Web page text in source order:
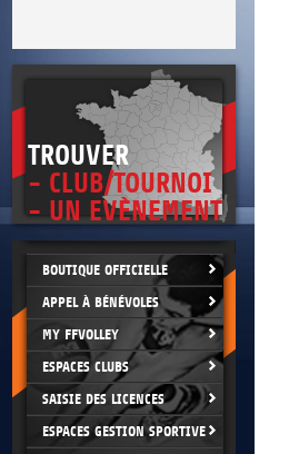
TROUVER
- CLUB/TOURNOI
- UN EVÈNEMENT
BOUTIQUE OFFICIELLE
APPEL À BÉNÉVOLES
MY FFVOLLEY
ESPACES CLUBS
SAISIE DES LICENCES
ESPACES GESTION SPORTIVE